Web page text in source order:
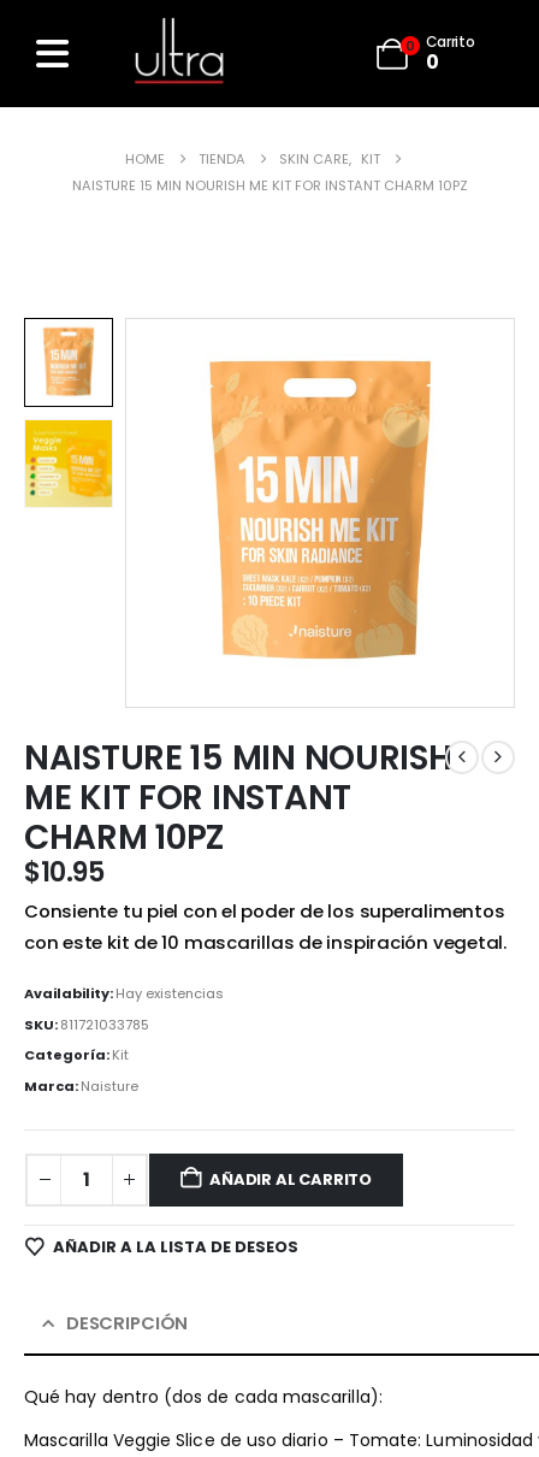
0 Carrito
0
HOME TIENDA SKIN CARE, KIT
NAISTURE 15 MIN NOURISH ME KIT FOR INSTANT CHARM 10PZ
NAISTURE 15 MIN NOURISH
ME KIT FOR INSTANT
CHARM 10PZ
$10.95
Consiente tu piel con el poder de los superalimentos
con este kit de 10 mascarillas de inspiración vegetal.
Availability:Hay existencias
SKU:811721033785
Categoría:Kit
Marca:Naisture
AÑADIR AL CARRITO
AÑADIR A LA LISTA DE DESEOS
DESCRIPCIÓN
Qué hay dentro (dos de cada mascarilla):
Mascarilla Veggie Slice de uso diario – Tomate: